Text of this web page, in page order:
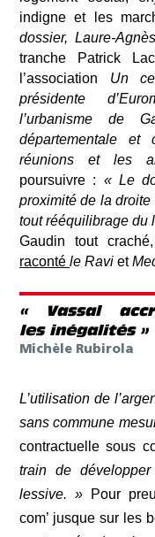
indigne et les
dossier, Laure-
tranche Patrick
l’association Un
présidente
l’urbanisme de
départementale
réunions et les
poursuivre : «Le
proximité de la droite
tout rééquilibrage du
Gaudin tout craché,
raconté le Ravi et
« Vassal
les inégalités »
Michèle Rubirola
L’utilisation de
sans commune
contractuelle sous
train de
lessive. » Pour
com’ jusque sur les